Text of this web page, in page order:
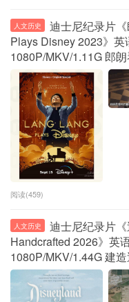
人文历史
迪士尼纪录片
Plays Disney 2023》
1080P/MKV/1.11G 郎
阅读(459)
人文历史
迪士尼纪录片
Handcrafted 2026》英
1080P/MKV/1.44G 建